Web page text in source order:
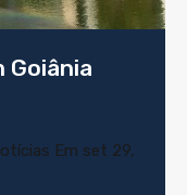
Goiânia
Em set 29,